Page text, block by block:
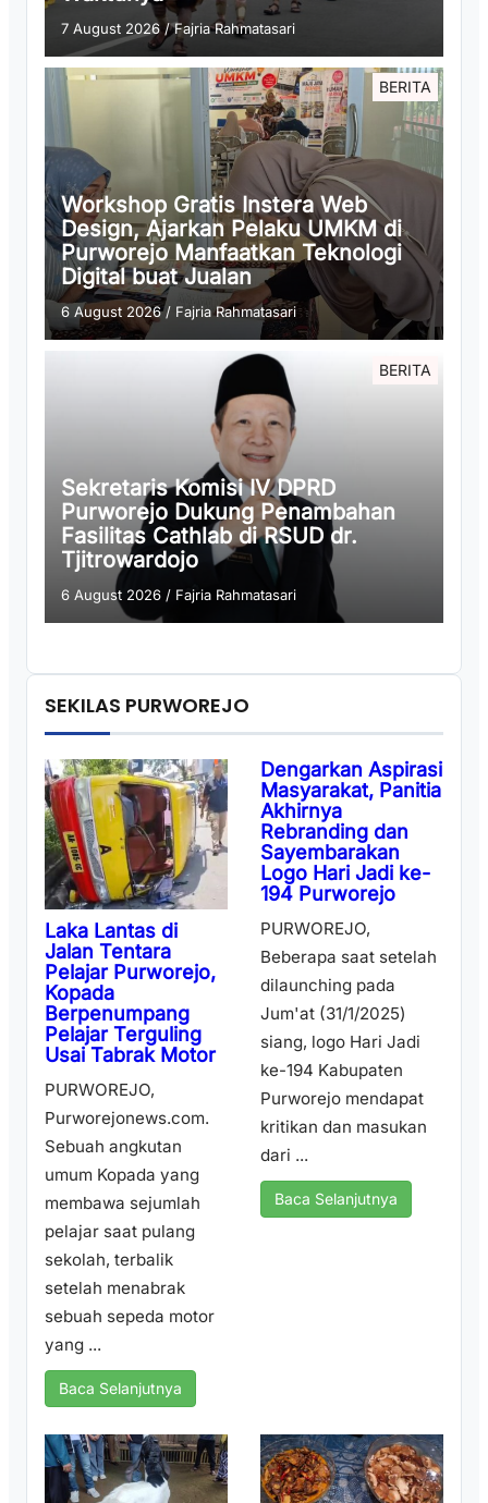
7 August 2026 /Fajria Rahmatasari
BERITA
Workshop Gratis Instera Web
Design, Ajarkan Pelaku UMKM di
Purworejo Manfaatkan Teknologi
Digital buat Jualan
6 August 2026/ Fajria Rahmatasari
BERITA
Sekretaris Komisi IV DPRD
Purworejo Dukung Penambahan
Fasilitas Cathlab di RSUD dr.
Tjitrowardojo
6 August 2026 / Fajria Rahmatasari
SEKILAS PURWOREJO
Laka Lantas di
Jalan Tentara
Pelajar Purworejo,
Kopada
Berpenumpang
Pelajar Terguling
Usai Tabrak Motor
PURWOREJO,
Purworejonews.com.
Sebuah angkutan
umum Kopada yang
membawa sejumlah
pelajar saat pulang
sekolah, terbalik
setelah menabrak
sebuah sepeda motor
yang ...
Baca Selanjutnya
Dengarkan Aspirasi
Masyarakat, Panitia
Akhirnya
Rebranding dan
Sayembarakan
Logo Hari Jadi ke-
194 Purworejo
PURWOREJO,
Beberapa saat setelah
dilaunching pada
Jum'at (31/1/2025)
siang, logo Hari Jadi
ke-194 Kabupaten
Purworejo mendapat
kritikan dan masukan
dari ...
Baca Selanjutnya